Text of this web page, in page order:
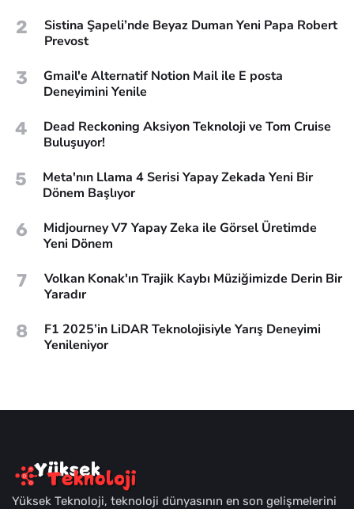
2
Sistina Şapeli’nde Beyaz Duman Yeni Papa Robert
Prevost
3
Gmail'e Alternatif Notion Mail ile E posta
Deneyimini Yenile
4
Dead Reckoning Aksiyon Teknoloji ve Tom Cruise
Buluşuyor!
5
Meta'nın Llama 4 Serisi Yapay Zekada Yeni Bir
Dönem Başlıyor
6
Midjourney V7 Yapay Zeka ile Görsel Üretimde
Yeni Dönem
7
Volkan Konak'ın Trajik Kaybı Müziğimizde Derin Bir
Yaradır
8
F1 2025’in LiDAR Teknolojisiyle Yarış Deneyimi
Yenileniyor
Yüksek Teknoloji, teknoloji dünyasının en son gelişmelerini